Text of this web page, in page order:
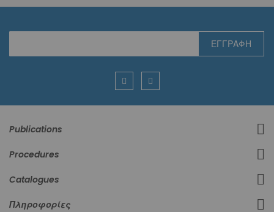
Ενημερωτικό
ΕΓΓΡΑΦΉ
Publications
Procedures
Catalogues
Πληροφορίες